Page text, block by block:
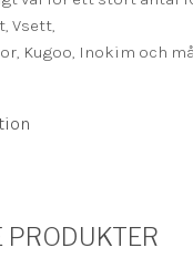
Vsett,
Kugoo, Inokim och
PRODUKTER